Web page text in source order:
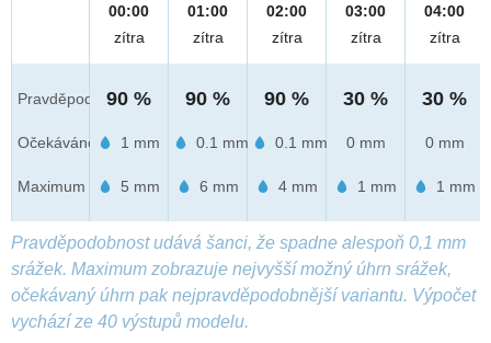
Pravděpod.
Očekáváno
Maximum
00:00
zítra
90 %
1 mm
5 mm
01:00
zítra
90 %
0.1 mm
6 mm
02:00
zítra
90 %
0.1 mm
4 mm
03:00
zítra
30 %
0 mm
1 mm
04:00
zítra
30 %
0 mm
1 mm
Pravděpodobnost udává šanci, že spadne alespoň 0,1 mm
srážek. Maximum zobrazuje nejvyšší možný úhrn srážek,
očekávaný úhrn pak nejpravděpodobnější variantu. Výpočet
vychází ze 40 výstupů modelu.